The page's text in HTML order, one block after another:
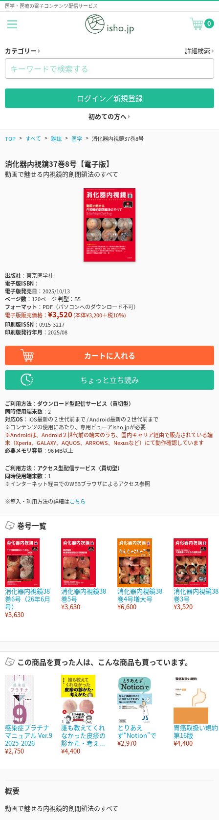
医学・医療の電子コンテンツ配信サービス
0
カテゴリー 詳細検索
ログイン／新規登録
初めての方へ
TOP すべて 雑誌 医学 消化器内視鏡37巻8号
消化器内視鏡37巻8号【電子版】
動画で魅せる内視鏡的創閉鎖法のすべて
出版社
東京医学社
電子版ISBN
電子版発売日
2025/10/13
ページ数
120ページ判型
B5
フォーマット
PDF（パソコンへのダウンロード不可）
電子版販売価格： ¥3,520(本体¥3,200＋税10％)
印刷版ISSN
0915-3217
印刷版発行年月
2025/08
カートに入れる
ちょっと立ち読み
ご利用方法
ダウンロード型配信サービス（買切型）
同時使用端末数
2
対応OS
iOS最新の２世代前まで / Android最新の２世代前まで
※コンテンツの使用にあたり、専用ビューアisho.jpが必要
※Androidは、Android２世代前の端末のうち、国内キャリア経由で販売されている端
末（Xperia、GALAXY、AQUOS、ARROWS、Nexusなど）にて動作確認しています
必要メモリ容量
96 MB以上
ご利用方法
アクセス型配信サービス（買切型）
同時使用端末数
1
※インターネット経由でのWEBブラウザによるアクセス参照
※導入・利用方法の詳細はこちら
巻号一覧
消化器内視鏡38
巻6号（26年6月
号）
¥3,630
消化器内視鏡38
巻5号
¥3,630
消化器内視鏡38
巻4号増大号
¥6,600
消化器内視鏡38
巻3号
¥3,520
この商品を買った人は、こんな商品も買っています。
感染症プラチナ
マニュアル Ver.9
2025-2026
¥2,750
誰も教えてくれ
なかった皮疹の
診かた・考え...
¥4,400
とりあえ
ず“Notion”で
¥2,970
胃癌取扱い規約
第16版
¥4,400
概要
動画で魅せる内視鏡的創閉鎖法のすべて